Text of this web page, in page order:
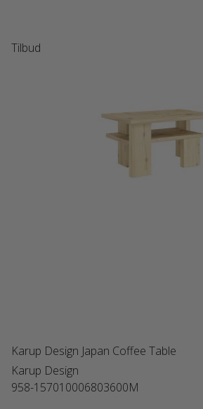
Tilbud
Karup Design Japan Coffee Table
Karup Design
958-157010006803600M